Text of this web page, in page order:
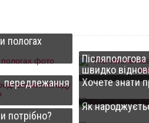
пологах
потрібно?
швидко
Хочете знати
Як